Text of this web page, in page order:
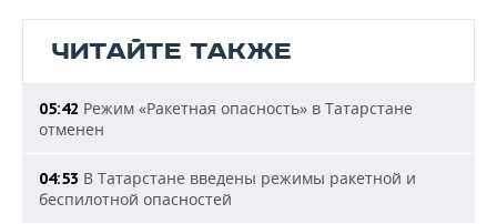
ЧИТАЙТЕ ТАКЖЕ
05:42 Режим «Ракетная опасность» в Татарстане
отменен
04:53 В Татарстане введены режимы ракетной и
беспилотной опасностей